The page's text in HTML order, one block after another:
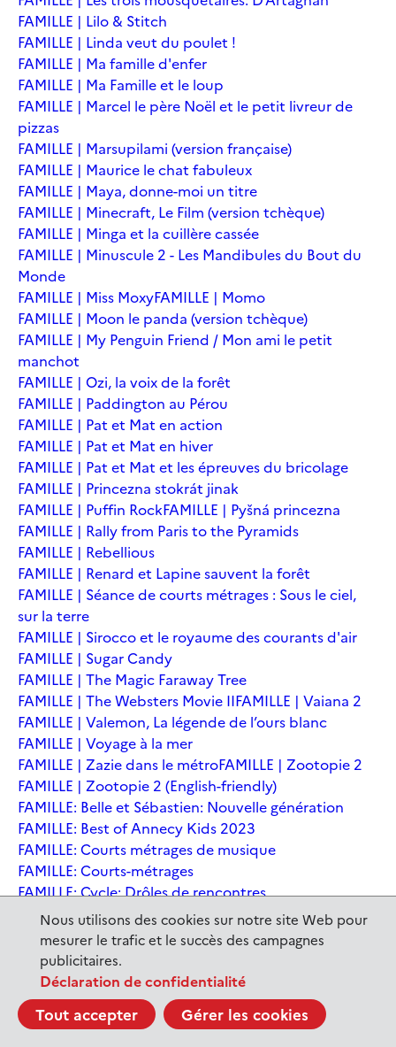
Nous utilisons des cookies sur notre site Web pour
mesurer le trafic et le succès des campagnes
publicitaires.
Déclaration de confidentialité
Tout accepter Gérer les cookies
FAMILLE | Lilo & Stitch
FAMILLE | Linda veut du poulet !
FAMILLE | Ma famille d'enfer
FAMILLE | Ma Famille et le loup
FAMILLE | Marcel le père Noël et le petit livreur de
pizzas
FAMILLE | Marsupilami (version française)
FAMILLE | Maurice le chat fabuleux
FAMILLE | Maya, donne-moi un titre
FAMILLE | Minecraft, Le Film (version tchèque)
FAMILLE | Minga et la cuillère cassée
FAMILLE | Minuscule 2 - Les Mandibules du Bout du
Monde
FAMILLE | Miss MoxyFAMILLE | Momo
FAMILLE | Moon le panda (version tchèque)
FAMILLE | My Penguin Friend / Mon ami le petit
manchot
FAMILLE | Ozi, la voix de la forêt
FAMILLE | Paddington au Pérou
FAMILLE | Pat et Mat en action
FAMILLE | Pat et Mat en hiver
FAMILLE | Pat et Mat et les épreuves du bricolage
FAMILLE | Princezna stokrát jinak
FAMILLE | Puffin RockFAMILLE | Pyšná princezna
FAMILLE | Rally from Paris to the Pyramids
FAMILLE | Rebellious
FAMILLE | Renard et Lapine sauvent la forêt
FAMILLE | Séance de courts métrages : Sous le ciel,
sur la terre
FAMILLE | Sirocco et le royaume des courants d'air
FAMILLE | Sugar Candy
FAMILLE | The Magic Faraway Tree
FAMILLE | The Websters Movie IIFAMILLE | Vaiana 2
FAMILLE | Valemon, La légende de l’ours blanc
FAMILLE | Voyage à la mer
FAMILLE | Zazie dans le métroFAMILLE | Zootopie 2
FAMILLE | Zootopie 2 (English-friendly)
FAMILLE: Belle et Sébastien: Nouvelle génération
FAMILLE: Best of Annecy Kids 2023
FAMILLE: Courts métrages de musique
FAMILLE: Courts-métrages
FAMILLE: Cycle: Drôles de rencontres
FAMILLE: En sortant de l'école - Andrée Chedid
FAMILLE: Ernest et Célestine: Le voyage en Charabie
FAMILLE: Festival International du court métrage
Clermont-Ferrand
FAMILLE: Kina et Yuk, renards de la banquise
FAMILLE: La Pat' Patrouille : La Super Patrouille, le film